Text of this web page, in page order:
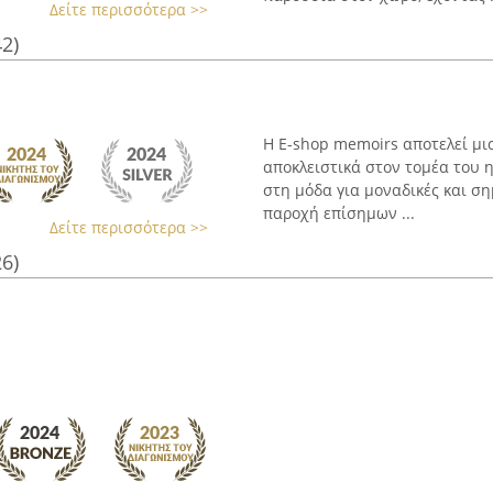
Δείτε περισσότερα >>
Δείτε περισσότερα >>
Η E-shop memoirs αποτελεί
αποκλειστικά στον τομέα του
στη μόδα για μοναδικές και
παροχή επίσημων ...